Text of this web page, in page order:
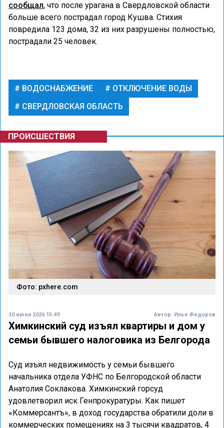
сообщал, что после урагана в Свердловской области
больше всего пострадал город Кушва. Стихия
повредила 123 дома, 32 из них разрушены полностью,
пострадали 25 человек.
ВОДОСНАБЖЕНИЕ
ОТКЛЮЧЕНИЕ ВОДЫ
СВЕРДЛОВСКАЯ ОБЛАСТЬ
ПРОИСШЕСТВИЯ
Фото: pxhere.com
30 июня 2026 15:49 Автор: Илья Федоров
Химкинский суд изъял квартиры и дом у
семьи бывшего налоговика из Белгорода
Суд изъял недвижимость у семьи бывшего
начальника отдела УФНС по Белгородской области
Анатолия Соклакова. Химкинский горсуд
удовлетворил иск Генпрокуратуры. Как пишет
«Коммерсантъ», в доход государства обратили доли в
коммерческих помещениях на 3 тысячи квадратов, 4